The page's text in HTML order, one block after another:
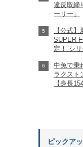
違反取締
ーリー」
【公式
SUPER
定！ シ
【
中免で乗
ラクスト
【身長
ピックア